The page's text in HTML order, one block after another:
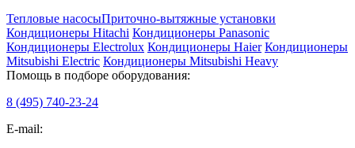
Тепловые насосыПриточно-вытяжные установки
Кондиционеры Hitachi Кондиционеры Panasonic
Кондиционеры Electrolux Кондиционеры Haier Кондиционеры
Mitsubishi Electric Кондиционеры Mitsubishi Heavy
Помощь в подборе оборудования:
8 (495) 740-23-24
E-mail: